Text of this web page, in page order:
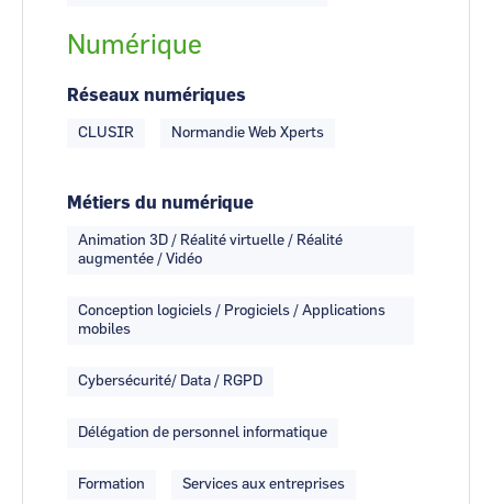
Numérique
Réseaux numériques
CLUSIR Normandie Web Xperts
Métiers du numérique
Animation 3D / Réalité virtuelle / Réalité
augmentée / Vidéo
Conception logiciels / Progiciels / Applications
mobiles
Cybersécurité/ Data / RGPD
Délégation de personnel informatique
Formation Services aux entreprises